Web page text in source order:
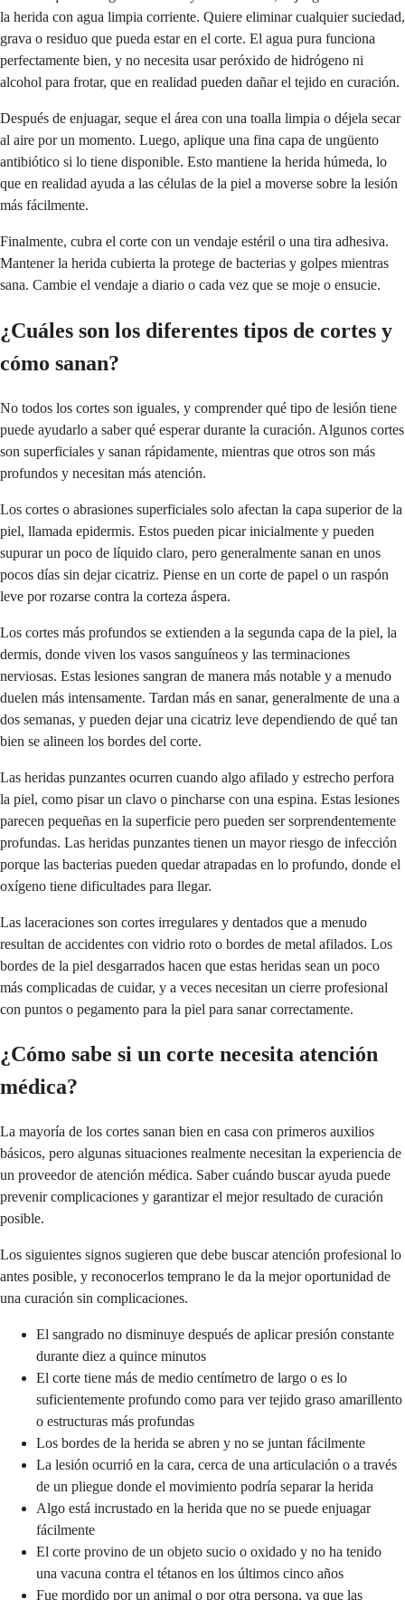
la herida con agua limpia corriente. Quiere eliminar cualquier suciedad,
grava o residuo que pueda estar en el corte. El agua pura funciona
perfectamente bien, y no necesita usar peróxido de hidrógeno ni
alcohol para frotar, que en realidad pueden dañar el tejido en curación.
Después de enjuagar, seque el área con una toalla limpia o déjela secar
al aire por un momento. Luego, aplique una fina capa de ungüento
antibiótico si lo tiene disponible. Esto mantiene la herida húmeda, lo
que en realidad ayuda a las células de la piel a moverse sobre la lesión
más fácilmente.
Finalmente, cubra el corte con un vendaje estéril o una tira adhesiva.
Mantener la herida cubierta la protege de bacterias y golpes mientras
sana. Cambie el vendaje a diario o cada vez que se moje o ensucie.
¿Cuáles son los diferentes tipos de cortes y
cómo sanan?
No todos los cortes son iguales, y comprender qué tipo de lesión tiene
puede ayudarlo a saber qué esperar durante la curación. Algunos cortes
son superficiales y sanan rápidamente, mientras que otros son más
profundos y necesitan más atención.
Los cortes o abrasiones superficiales solo afectan la capa superior de la
piel, llamada epidermis. Estos pueden picar inicialmente y pueden
supurar un poco de líquido claro, pero generalmente sanan en unos
pocos días sin dejar cicatriz. Piense en un corte de papel o un raspón
leve por rozarse contra la corteza áspera.
Los cortes más profundos se extienden a la segunda capa de la piel, la
dermis, donde viven los vasos sanguíneos y las terminaciones
nerviosas. Estas lesiones sangran de manera más notable y a menudo
duelen más intensamente. Tardan más en sanar, generalmente de una a
dos semanas, y pueden dejar una cicatriz leve dependiendo de qué tan
bien se alineen los bordes del corte.
Las heridas punzantes ocurren cuando algo afilado y estrecho perfora
la piel, como pisar un clavo o pincharse con una espina. Estas lesiones
parecen pequeñas en la superficie pero pueden ser sorprendentemente
profundas. Las heridas punzantes tienen un mayor riesgo de infección
porque las bacterias pueden quedar atrapadas en lo profundo, donde el
oxígeno tiene dificultades para llegar.
Las laceraciones son cortes irregulares y dentados que a menudo
resultan de accidentes con vidrio roto o bordes de metal afilados. Los
bordes de la piel desgarrados hacen que estas heridas sean un poco
más complicadas de cuidar, y a veces necesitan un cierre profesional
con puntos o pegamento para la piel para sanar correctamente.
¿Cómo sabe si un corte necesita atención
médica?
La mayoría de los cortes sanan bien en casa con primeros auxilios
básicos, pero algunas situaciones realmente necesitan la experiencia de
un proveedor de atención médica. Saber cuándo buscar ayuda puede
prevenir complicaciones y garantizar el mejor resultado de curación
posible.
Los siguientes signos sugieren que debe buscar atención profesional lo
antes posible, y reconocerlos temprano le da la mejor oportunidad de
una curación sin complicaciones.
El sangrado no disminuye después de aplicar presión constante
durante diez a quince minutos
El corte tiene más de medio centímetro de largo o es lo
suficientemente profundo como para ver tejido graso amarillento
o estructuras más profundas
Los bordes de la herida se abren y no se juntan fácilmente
La lesión ocurrió en la cara, cerca de una articulación o a través
de un pliegue donde el movimiento podría separar la herida
Algo está incrustado en la herida que no se puede enjuagar
fácilmente
El corte provino de un objeto sucio o oxidado y no ha tenido
una vacuna contra el tétanos en los últimos cinco años
Fue mordido por un animal o por otra persona, ya que las